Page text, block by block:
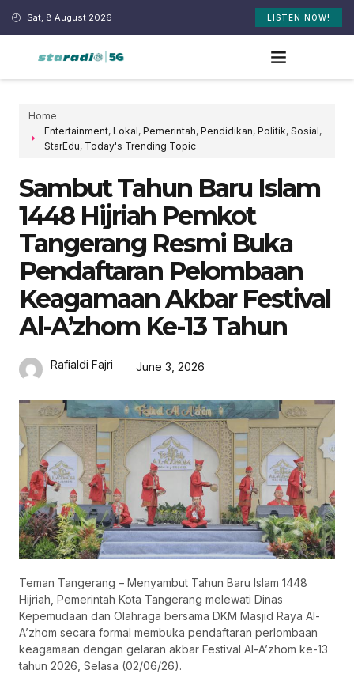
Sat, 8 August 2026 LISTEN NOW!
Home
Entertainment, Lokal, Pemerintah, Pendidikan, Politik, Sosial,
StarEdu, Today's Trending Topic
Sambut Tahun Baru Islam
1448 Hijriah Pemkot
Tangerang Resmi Buka
Pendaftaran Pelombaan
Keagamaan Akbar Festival
Al-A’zhom Ke-13 Tahun
Rafialdi Fajri June 3, 2026
Teman Tangerang – Menyambut Tahun Baru Islam 1448
Hijriah, Pemerintah Kota Tangerang melewati Dinas
Kepemudaan dan Olahraga bersama DKM Masjid Raya Al-
A’zhom secara formal membuka pendaftaran perlombaan
keagamaan dengan gelaran akbar Festival Al-A’zhom ke-13
tahun 2026, Selasa (02/06/26).